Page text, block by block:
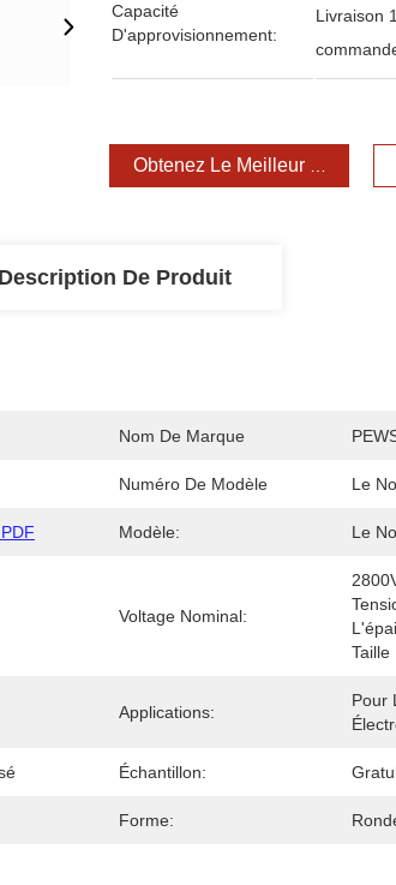
Capacité
D'approvisionnement:
Livraison
Obtenez Le Meilleur Prix
Description De Produit
Nom De Marque
Numéro De Modèle Le
Modèle: Le
Voltage Nominal:
Taille
Applications:
Pour
Échantillon:
Forme: